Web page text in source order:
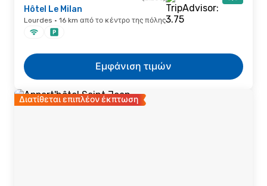
Hôtel Le Milan
Lourdes · 16 km από το κέντρο της πόλης
Εμφάνιση τιμών
Διατίθεται επιπλέον έκπτωση